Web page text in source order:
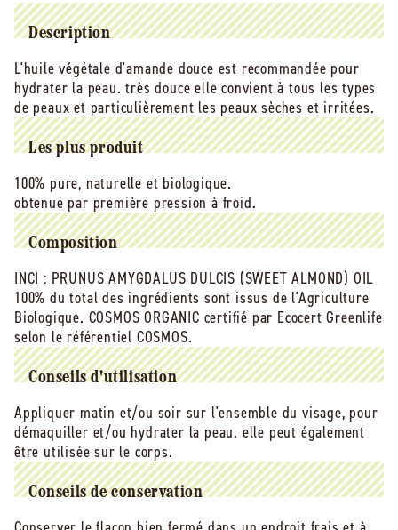
Distillerie
saint
hilaire
-
-
huile
végétale
d&#39;amande
douce
bio
-
50
ml
Distillerie
saint
-
huile
végétale
d&#39;amande
bio
-
50
ml
Description
L'huile végétale d'amande douce est recommandée pour
hydrater la peau. très douce elle convient à tous les types
de peaux et particulièrement les peaux sèches et irritées.
Les plus produit
100% pure, naturelle et biologique.
obtenue par première pression à froid.
Composition
INCI : PRUNUS AMYGDALUS DULCIS (SWEET ALMOND) OIL
100% du total des ingrédients sont issus de l'Agriculture
Biologique. COSMOS ORGANIC certifié par Ecocert Greenlife
selon le référentiel COSMOS.
Conseils d'utilisation
Appliquer matin et/ou soir sur l'ensemble du visage, pour
démaquiller et/ou hydrater la peau. elle peut également
être utilisée sur le corps.
Conseils de conservation